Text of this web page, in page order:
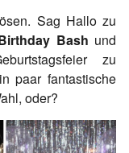
Sag Hallo zu
Bash und
zu
paar fantastische
oder?